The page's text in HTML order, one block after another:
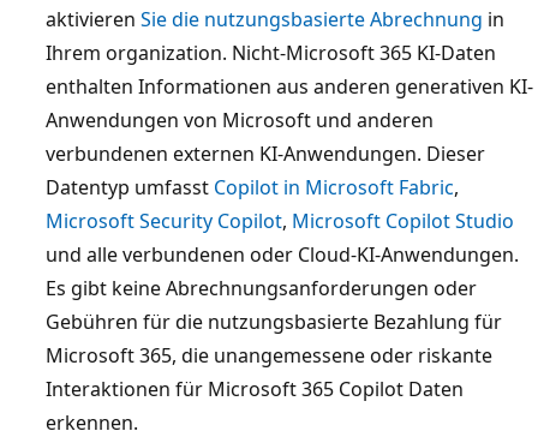
aktivieren Sie die nutzungsbasierte Abrechnung in
Ihrem organization. Nicht-Microsoft 365 KI-Daten
enthalten Informationen aus anderen generativen KI-
Anwendungen von Microsoft und anderen
verbundenen externen KI-Anwendungen. Dieser
Datentyp umfasst Copilot in Microsoft Fabric,
Microsoft Security Copilot, Microsoft Copilot Studio
und alle verbundenen oder Cloud-KI-Anwendungen.
Es gibt keine Abrechnungsanforderungen oder
Gebühren für die nutzungsbasierte Bezahlung für
Microsoft 365, die unangemessene oder riskante
Interaktionen für Microsoft 365 Copilot Daten
erkennen.